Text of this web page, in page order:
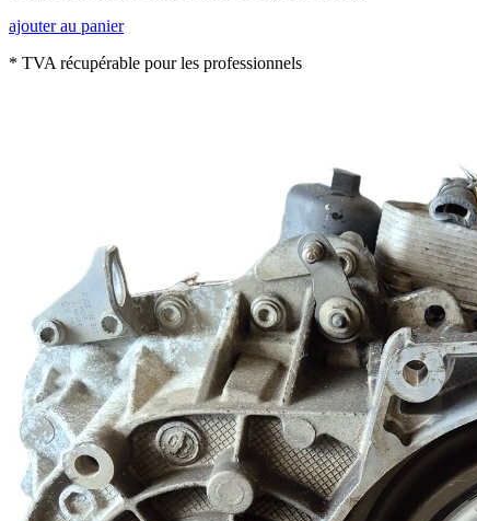
ajouter au panier
* TVA récupérable pour les professionnels